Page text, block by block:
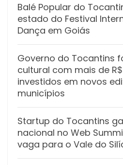
Balé Popular do
estado do Festival
Dança em Goiás
Governo do Tocantins
cultural com mais de
investidos em novos
municípios
Startup do Tocantins
nacional no Web
vaga para o Vale do